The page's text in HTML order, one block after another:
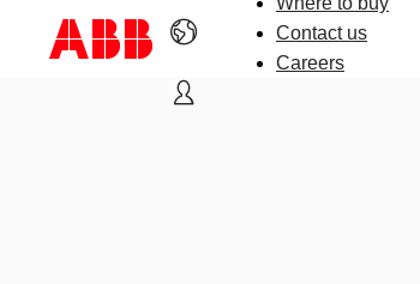
Contact us
Careers